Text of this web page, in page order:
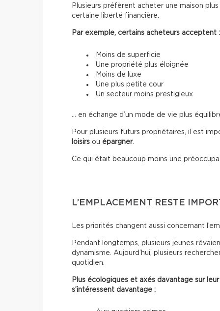
Plusieurs préfèrent acheter une maison
certaine liberté financière.
Par exemple, certains acheteurs acceptent :
Moins de superficie
Une propriété plus éloignée
Moins de luxe
Une plus petite cour
Un secteur moins prestigieux
… en échange d’un mode de vie plus
Pour plusieurs futurs propriétaires, il est
loisirs ou épargner.
Ce qui était beaucoup moins une
L’EMPLACEMENT RESTE
Les priorités changent aussi concernant
Pendant longtemps, plusieurs jeunes
dynamisme. Aujourd’hui, plusieurs
quotidien.
Plus écologiques et axés davantage sur
s’intéressent davantage :